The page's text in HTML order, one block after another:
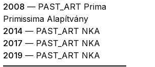
2008 — PAST_ART Prima
Primissima Alapítvány
2014 — PAST_ART NKA
2017 — PAST_ART NKA
2019 — PAST_ART NKA